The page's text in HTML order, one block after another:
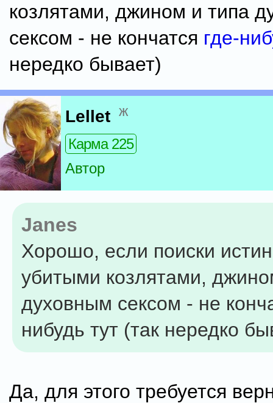
козлятами, джином и типа
сексом - не кончатся где-
нередко бывает)
Lellet ж
Карма 225
Автор
Janes
Хорошо, если поиски
убитыми козлятами,
духовным сексом - не
нибудь тут (так нередко
Да, для этого требуется